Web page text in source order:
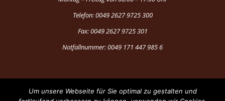
Telefon: 0049 2627 9725 300
Fax: 0049 2627 9725 301
Notfallnummer: 0049 171 447 985 6
Um unsere Webseite für Sie optimal zu gestalten und